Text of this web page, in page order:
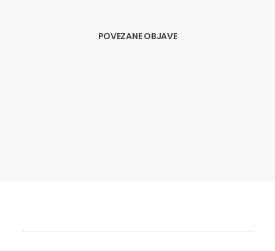
POVEZANE OBJAVE